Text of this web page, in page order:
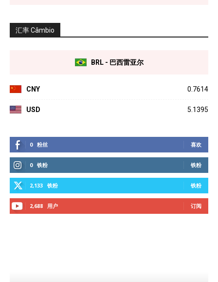
汇率 Câmbio
BRL - 巴西雷亚尔
CNY 0.7614
USD 5.1395
0 粉丝 喜欢
0 铁粉 铁粉
2,133 铁粉 铁粉
2,688 用户 订阅